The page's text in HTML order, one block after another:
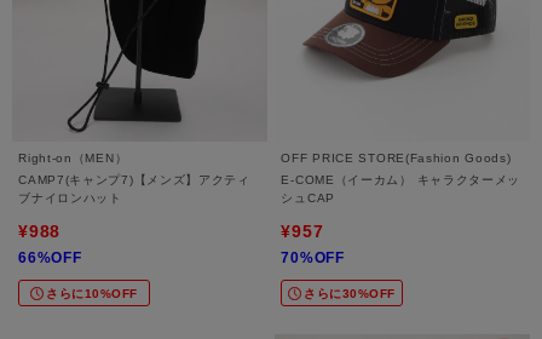
Right-on（MEN）
CAMP7(キャンプ7)【メンズ】アクティ
ブナイロンハット
¥988
66%OFF
さらに10%OFF
OFF PRICE STORE(Fashion Goods)
E-COME（イーカム） キャラクターメッ
シュCAP
¥957
70%OFF
さらに30%OFF